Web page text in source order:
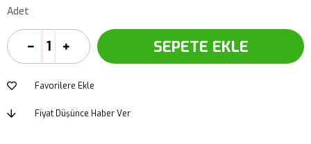
Adet
Favorilere Ekle
Fiyat Düşünce Haber Ver